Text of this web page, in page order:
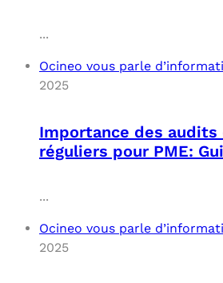
...
Ocineo vous parle
2025
Importance des audits
réguliers pour PME:
...
Ocineo vous parle
2025